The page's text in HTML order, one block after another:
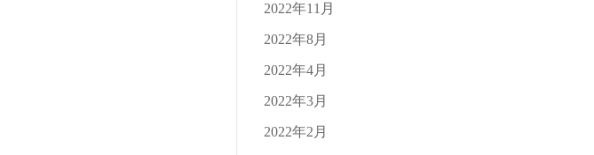
2022年11月
2022年8月
2022年4月
2022年3月
2022年2月